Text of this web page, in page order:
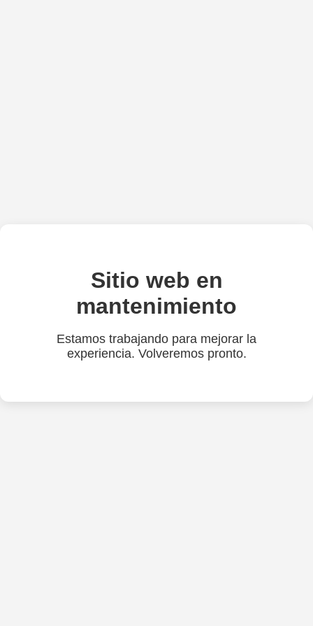
Sitio web en
mantenimiento
Estamos trabajando para mejorar la
experiencia. Volveremos pronto.